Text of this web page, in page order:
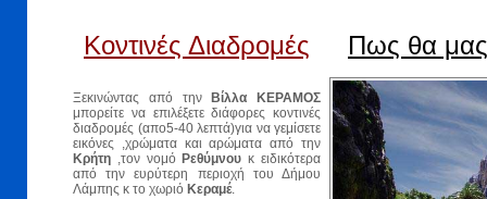
Κοντινές Διαδρομές Πως θα μας
Ξεκινώντας από την
Βίλλα ΚΕΡΑΜΟΣ
μπορείτε να επιλέξετε διάφορες κοντινές
διαδρομές (απο5-40 λεπτά)για να γεμίσετε
εικόνες ,χρώματα και αρώματα από την
Κρήτη ,τον νομό Ρεθύμνου κ ειδικότερα
από την ευρύτερη περιοχή του Δήμου
Λάμπης κ το χωριό Κεραμέ.